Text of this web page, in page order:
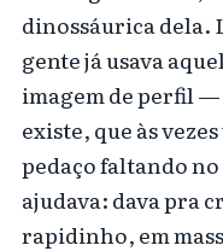
dinossáurica dela.
gente já usava
imagem de perfil —
existe, que às
pedaço faltando
ajudava: dava pra
rapidinho, em